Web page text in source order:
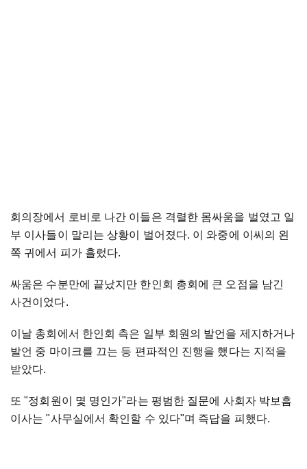
회의장에서 로비로 나간 이들은 격렬한 몸싸움을 벌였고 일
부 이사들이 말리는 상황이 벌어졌다. 이 와중에 이씨의 왼
쪽 귀에서 피가 흘렀다.
싸움은 수분만에 끝났지만 한인회 총회에 큰 오점을 남긴
사건이었다.
이날 총회에서 한인회 측은 일부 회원의 발언을 제지하거나
발언 중 마이크를 끄는 등 편파적인 진행을 했다는 지적을
받았다.
또 "정회원이 몇 명인가"라는 평범한 질문에 사회자 박보흠
이사는 "사무실에서 확인할 수 있다"며 즉답을 피했다.